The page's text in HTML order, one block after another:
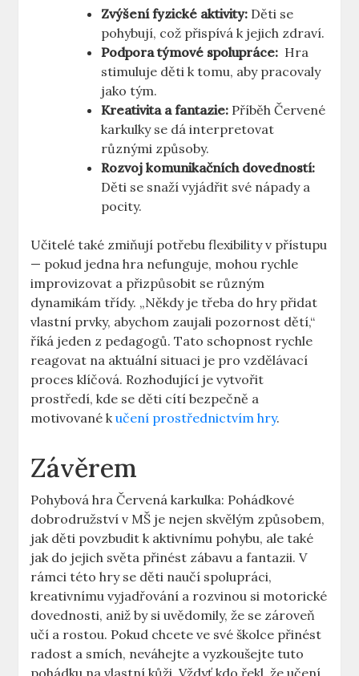
Zvýšení fyzické⁢ aktivity: Děti se
pohybují, ​což přispívá k jejich zdraví.
Podpora týmové spolupráce: ‍ Hra
stimuluje děti k tomu, ⁢aby ‍pracovaly
jako tým.
Kreativita‌ a fantazie: Příběh Červené
karkulky se dá interpretovat
různými způsoby.
Rozvoj ⁢komunikačních dovedností:
Děti se snaží vyjádřit své nápady ‍a
pocity.
Učitelé také zmiňují potřebu ‌flexibility v přístupu
‌— ⁣pokud jedna hra nefunguje,⁢ mohou rychle
improvizovat​ a ​přizpůsobit se ⁢různým
dynamikám‍ třídy. „Někdy je ‌třeba​ do hry přidat
vlastní prvky, abychom zaujali pozornost dětí,“
říká⁤ jeden⁣ z pedagogů. Tato ⁤schopnost rychle
reagovat na aktuální situaci je pro vzdělávací
proces⁣ klíčová. Rozhodující je⁤ vytvořit
⁤prostředí, kde se⁤ děti ‌cítí bezpečně a
motivované kučení prostřednictvím hry.
Závěrem
Pohybová ⁣hra Červená karkulka: ​Pohádkové
dobrodružství⁣ v ⁢MŠ je nejen skvělým‍ způsobem,
jak děti povzbudit k ​aktivnímu pohybu, ale⁢ také
jak do jejich světa‌ přinést zábavu a fantazii. V
⁣rámci této hry se děti naučí spolupráci,
kreativnímu vyjadřování a ​rozvinou si⁣ motorické
dovednosti, aniž by‌ si⁤ uvědomily,⁢ že ‌se zároveň
učí a rostou. Pokud​ chcete ⁤ve své školce přinést
radost‍ a smích, neváhejte a​ vyzkoušejte tuto